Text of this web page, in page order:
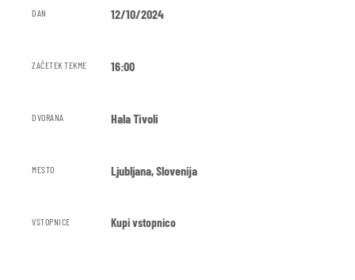
DAN 12/10/2024
ZAČETEK TEKME 16:00
DVORANA Hala Tivoli
MESTO Ljubljana, Slovenija
VSTOPNICE Kupi vstopnico